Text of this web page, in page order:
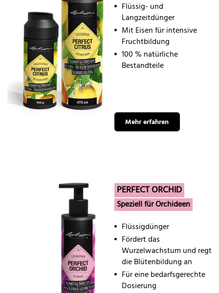
Flüssig- und
Langzeitdünger
Mit Eisen für intensive
Fruchtbildung
100 % natürliche
Bestandteile
Mehr erfahren
PERFECT ORCHID
Speziell für Orchideen
Flüssigdünger
Fördert das
Wurzelwachstum und regt
die Blütenbildung an
Für eine bedarfsgerechte
Dosierung